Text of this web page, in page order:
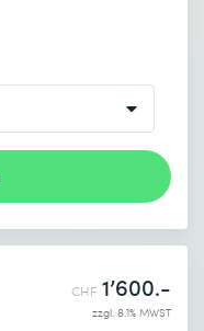
CHF 1’600.-
zzgl. 8.1% MWST